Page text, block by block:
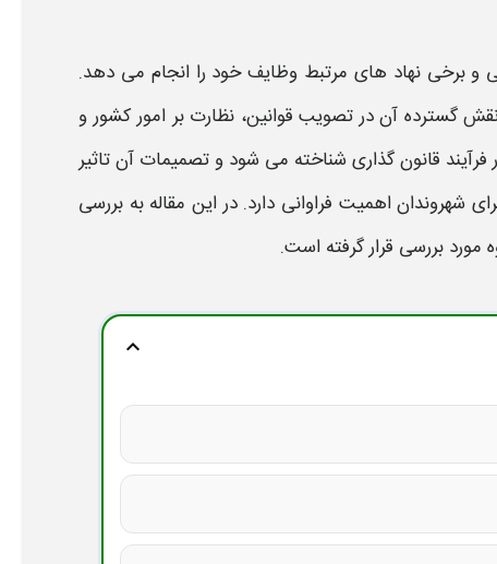
و برخی نهاد های مرتبط وظایف خود را انجام می دهد.
گسترده آن در تصویب قوانین، نظارت بر امور کشور و
قانون گذاری شناخته می شود و تصمیمات آن تاثیر
شهروندان اهمیت فراوانی دارد. در این مقاله به بررسی
مورد بررسی قرار گرفته است.
expand_more